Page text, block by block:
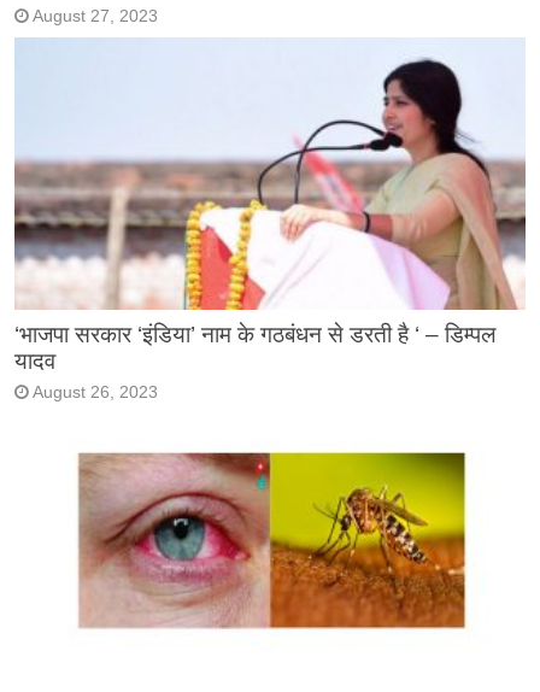
August 27, 2023
‘भाजपा सरकार ‘इंडिया’ नाम के गठबंधन से डरती है ‘ – डिम्पल
यादव
August 26, 2023